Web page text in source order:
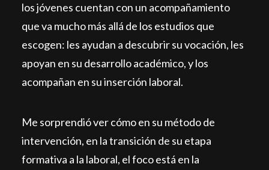
los jóvenes cuentan con un acompañamiento
que va mucho más allá de los estudios que
escogen: les ayudan a descubrir su vocación, les
apoyan en su desarrollo académico, y los
acompañan en su inserción laboral.
Me sorprendió ver cómo en su método de
intervención, en la transición de su etapa
formativa a la laboral, el foco está en la